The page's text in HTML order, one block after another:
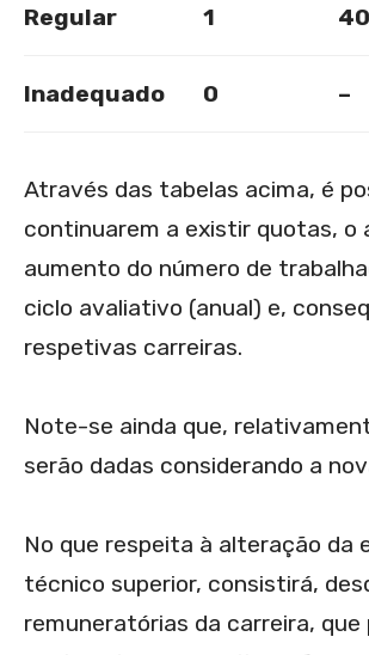
Regular 1
Inadequado 0 –
Através das tabelas acima, é
continuarem a existir quotas,
aumento do número de
ciclo avaliativo (anual) e,
respetivas carreiras.
Note-se ainda que,
serão dadas considerando a
No que respeita à alteração da
técnico superior, consistirá,
remuneratórias da carreira, que